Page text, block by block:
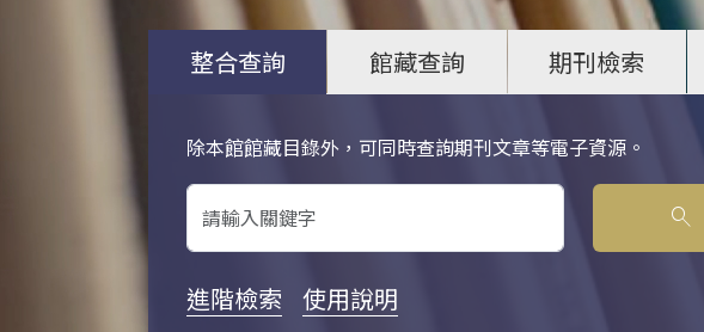
整合查詢 館藏查詢 期刊檢索
除本館館藏目錄外，可同時查詢期刊文章等電子資源。
關鍵字搜尋
search
進階檢索 使用說明